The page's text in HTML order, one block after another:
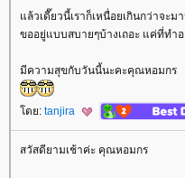
ล้วเดี๊ยวนี้เราก็เหนื่อยเกินกว่าจะม
ขออยู่แบบสบายๆบ้างเถอะ แค่ที่ทำ
มีความสุขกับวันนี้นะคะคุณหอมกร
ดย: tanjira
สวัสดียามเช้าค่ะ คุณหอมกร